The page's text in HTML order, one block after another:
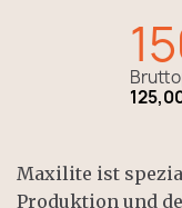
Maxilite ist
Produktion und